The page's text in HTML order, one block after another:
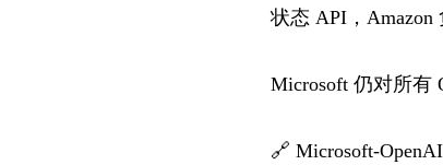
状态 API，Amazon
Microsoft 仍对所有
🔗 Microsoft-